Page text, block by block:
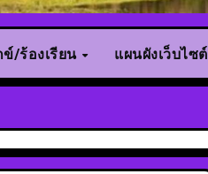
/ร้องเรียน แผนผังเว็บไซต์